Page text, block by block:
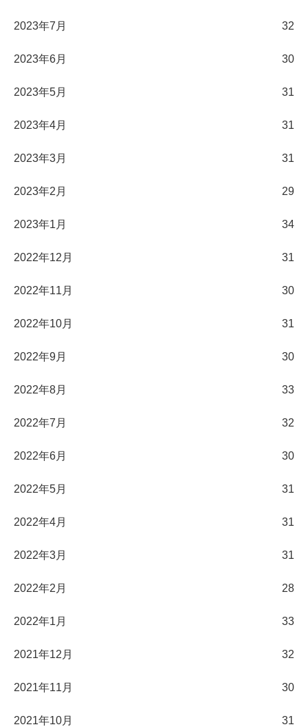
2023年7月 32
2023年6月 30
2023年5月 31
2023年4月 31
2023年3月 31
2023年2月 29
2023年1月 34
2022年12月 31
2022年11月 30
2022年10月 31
2022年9月 30
2022年8月 33
2022年7月 32
2022年6月 30
2022年5月 31
2022年4月 31
2022年3月 31
2022年2月 28
2022年1月 33
2021年12月 32
2021年11月 30
2021年10月 31